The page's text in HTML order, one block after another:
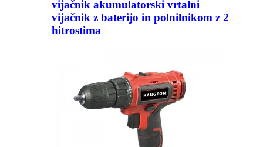
vijačnik akumulatorski vrtalni
vijačnik z baterijo in polnilnikom z 2
hitrostima